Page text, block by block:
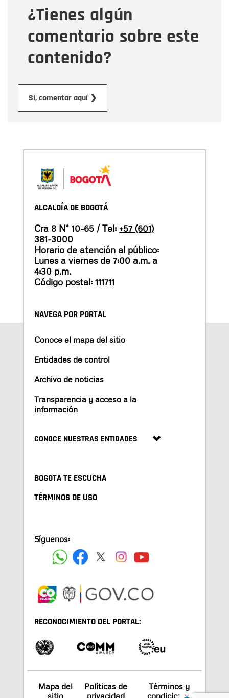
¿Tienes algún
comentario sobre este
contenido?
Sí, comentar aquí ❯
Mensaje
ALCALDÍA DE BOGOTÁ
Cra 8 N° 10-65 / Tel: +57 (601)
381-3000
Horario de atención al público:
Lunes a viernes de 7:00 a.m. a
4:30 p.m.
Código postal: 111711
NAVEGA POR PORTAL
Conoce el mapa del sitio
Entidades de control
Archivo de noticias
Transparencia y acceso a la
información
CONOCE NUESTRAS ENTIDADES
BOGOTA TE ESCUCHA
TÉRMINOS DE USO
Síguenos:
RECONOCIMIENTO DEL PORTAL:
Mapa del
Políticas de
Términos y